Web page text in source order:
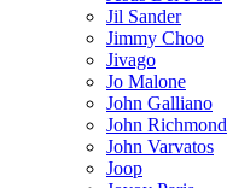
Jil Sander
Jimmy Choo
Jivago
Jo Malone
John Galliano
John Richmond
John Varvatos
Joop